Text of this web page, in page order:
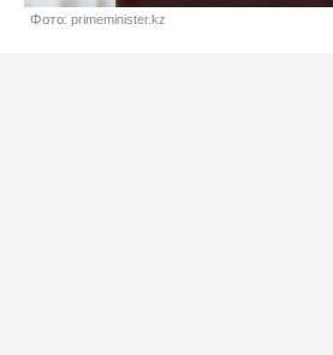
Фото: primeminister.kz